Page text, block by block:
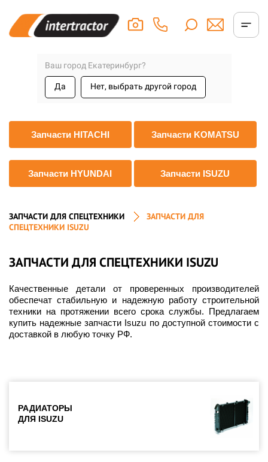
Ваш город Екатеринбург?
Да Нет, выбрать другой город
Запчасти HITACHI Запчасти KOMATSU
Запчасти HYUNDAI Запчасти ISUZU
ЗАПЧАСТИ ДЛЯ СПЕЦТЕХНИКИ
ЗАПЧАСТИ ДЛЯ
СПЕЦТЕХНИКИ ISUZU
ЗАПЧАСТИ ДЛЯ СПЕЦТЕХНИКИ ISUZU
Качественные детали от проверенных производителей
обеспечат стабильную и надежную работу строительной
техники на протяжении всего срока службы. Предлагаем
купить надежные запчасти Isuzu по доступной стоимости с
доставкой в любую точку РФ.
РАДИАТОРЫ
ДЛЯ ISUZU